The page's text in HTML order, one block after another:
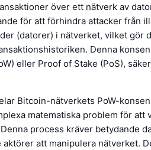
över ett nätverk av
för att förhindra attacker från
(datorer) i nätverket, vilket gör
Denna
eller Proof of Stake (PoS),
Bitcoin-nätverkets PoW-
matematiska problem för att
process kräver betydande
att manipulera nätverket.